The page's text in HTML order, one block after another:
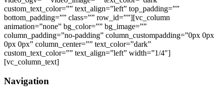
custom_text_color=”” text_align=”left” top_padding=””
bottom_padding=”” class=”” row_id=””][vc_column
animation=”none” bg_color=”” bg_image=””
column_padding=”no-padding” column_custompadding=”0px 0px
0px 0px” column_center=”” text_color=”dark”
custom_text_color=”” text_align=”left” width=”1/4″]
[vc_column_text]
Navigation